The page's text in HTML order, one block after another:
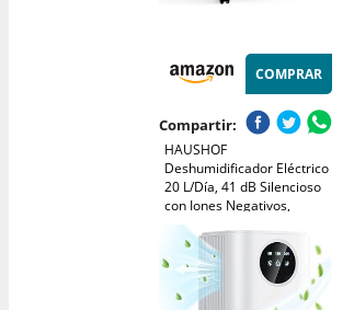
COMPRAR
Compartir:
HAUSHOF
Deshumidificador Eléctrico
20 L/Día, 41 dB Silencioso
con Iones Negativos,
Depósito 4,5 L y Pantalla
LED, 3 Modos, Portátil para
Dormitorios, Salón y Sótano
(30 m²)